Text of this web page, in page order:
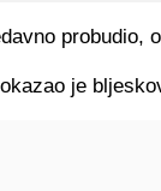
probudio,
je